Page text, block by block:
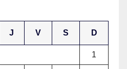
J V S D
1